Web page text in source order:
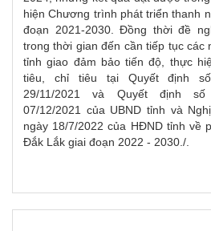
hiện Chương trình phát triển thanh
đoạn 2021-2030. Đồng thời đề
trong thời gian đến cần tiếp tục các
tỉnh giao đảm bảo tiến độ, thực
tiêu, chỉ tiêu tại Quyết định số
29/11/2021 và Quyết định số
07/12/2021 của UBND tỉnh và
ngày 18/7/2022 của HĐND tỉnh về
Đắk Lắk giai đoạn 2022 - 2030./.